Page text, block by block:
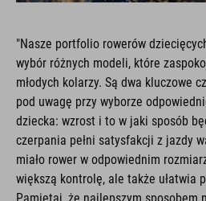
"Nasze portfolio rowerów
wybór różnych modeli, które
młodych kolarzy. Są dwa kluczowe
pod uwagę przy wyborze
dziecka: wzrost i to w jaki sposób
czerpania pełni satysfakcji z jazdy
miało rower w odpowiednim
większą kontrolę, ale także ułatwia
Pamiętaj, że najlepszym sposobem